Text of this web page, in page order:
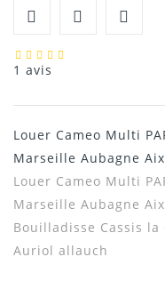
1 avis
Louer Cameo Multi
Marseille Aubagne
Louer Cameo Multi
Marseille Aubagne
Bouilladisse Cassis la
Auriol allauch